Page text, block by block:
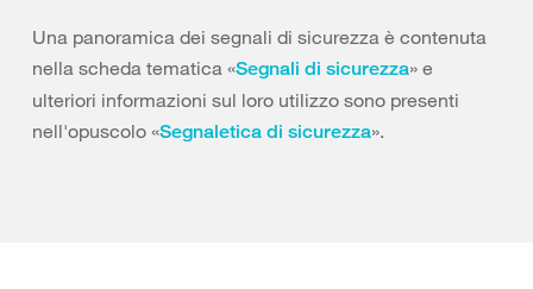
Una panoramica dei segnali di sicurezza è contenuta
nella scheda tematica «Segnali di sicurezza» e
ulteriori informazioni sul loro utilizzo sono presenti
nell'opuscolo «Segnaletica di sicurezza».